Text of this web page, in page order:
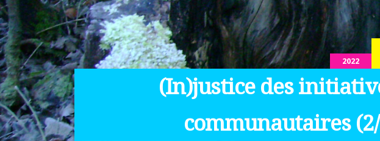
2022
(In)justice des
communautaires